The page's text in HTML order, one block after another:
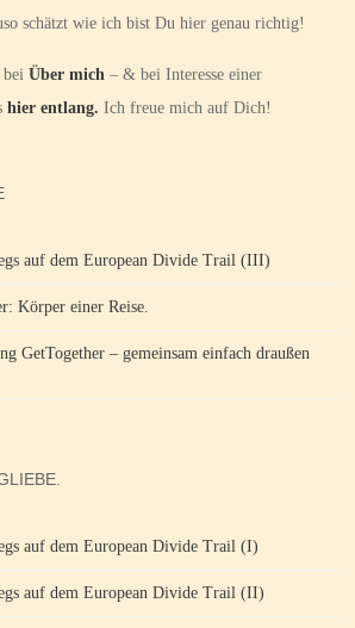
schätzt wie ich bist Du hier genau richtig!
Über mich – & bei Interesse einer
hier entlang. Ich freue mich auf Dich!
auf dem European Divide Trail (III)
Körper einer Reise.
GetTogether – gemeinsam einfach draußen
auf dem European Divide Trail (I)
auf dem European Divide Trail (II)